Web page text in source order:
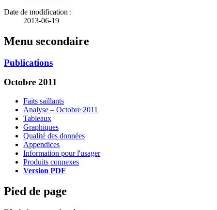
Date de modification :
2013-06-19
Menu secondaire
Publications
Octobre 2011
Faits saillants
Analyse – Octobre 2011
Tableaux
Graphiques
Qualité des données
Appendices
Information pour l'usager
Produits connexes
Version PDF
Pied de page